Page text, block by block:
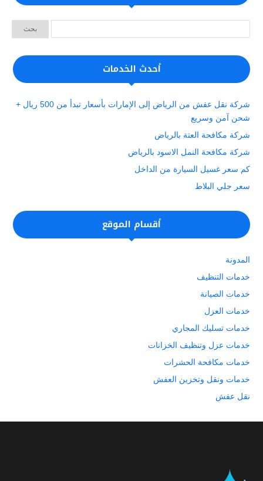
أحدث الخدمات
شركة نقل عفش من الرياض إلى الإمارات بأسعار تبدأ من 500 ريال +
شحن آمن وسريع
شركة مكافحة العتة بالرياض
شركة مكافحة النمل الاسود بالرياض
كم سعر غسيل السيارة من الداخل
سعر جلي البلاط
أقسام الموقع
المدونة
خدمات التنظيف
خدمات الصيانة
خدمات العزل
خدمات تسليك المجاري
خدمات عزل وتنظيف الخزانات
خدمات مكافحة الحشرات
خدمات ونقل وتخزين العفش
نقل عفش